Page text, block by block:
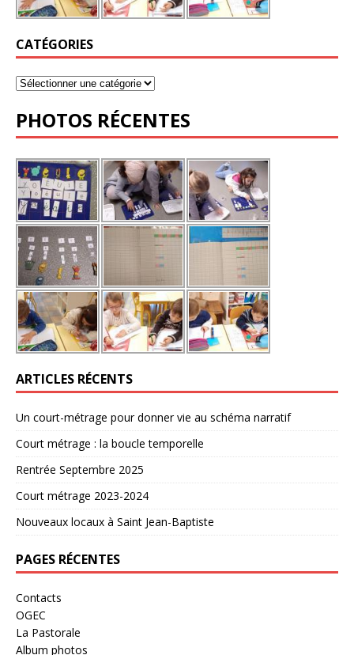
CATÉGORIES
PHOTOS RÉCENTES
ARTICLES RÉCENTS
Un court-métrage pour donner vie au schéma narratif
Court métrage : la boucle temporelle
Rentrée Septembre 2025
Court métrage 2023-2024
Nouveaux locaux à Saint Jean-Baptiste
PAGES RÉCENTES
Contacts
OGEC
La Pastorale
Album photos